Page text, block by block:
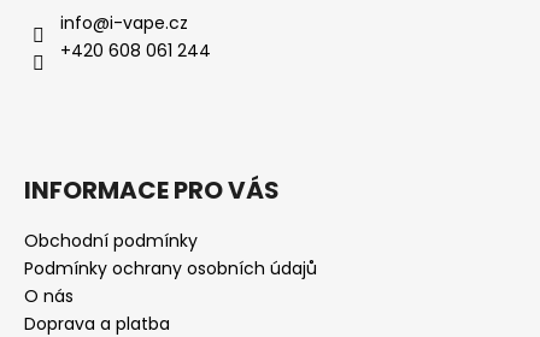
info@i-vape.cz
+420 608 061 244
INFORMACE PRO VÁS
Obchodní podmínky
Podmínky ochrany osobních údajů
O nás
Doprava a platba